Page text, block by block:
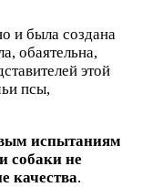
и была создана
обаятельна,
этой
псы,
испытаниям
собаки не
качества.